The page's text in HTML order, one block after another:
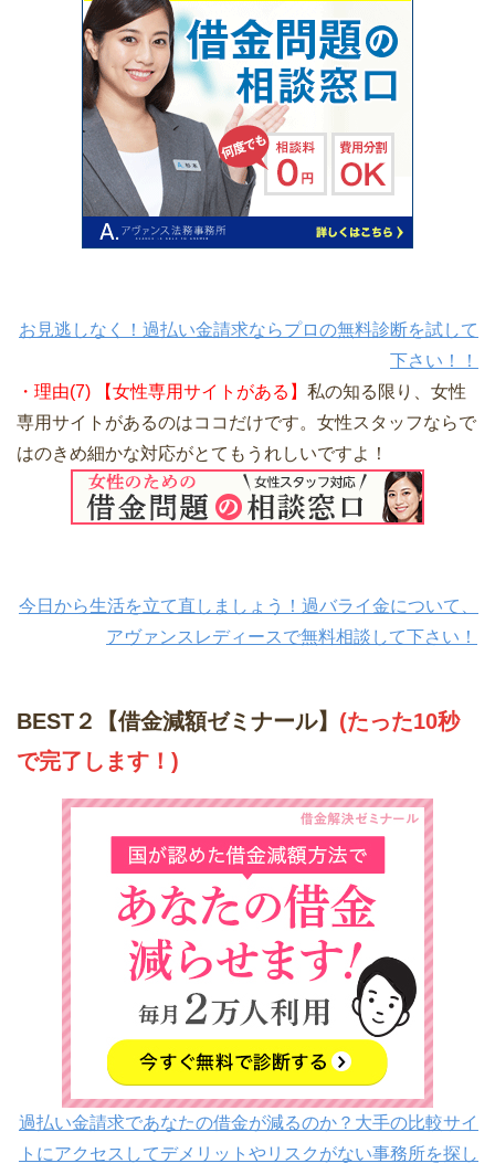
お見逃しなく！過払い金請求ならプロの無料診断を試して
下さい！！
・理由(7) 【女性専用サイトがある】 私の知る限り、女性
専用サイトがあるのはココだけです。女性スタッフならで
はのきめ細かな対応がとてもうれしいですよ！
今日から生活を立て直しましょう！過バライ金について、
アヴァンスレディースで無料相談して下さい！
BEST２【借金減額ゼミナール】 (たった10秒
で完了します！)
過払い金請求であなたの借金が減るのか？大手の比較サイ
トにアクセスしてデメリットやリスクがない事務所を探し